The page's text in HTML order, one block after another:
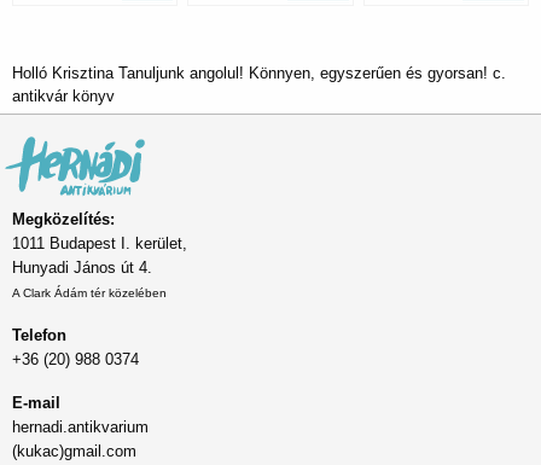
Holló Krisztina Tanuljunk angolul! Könnyen, egyszerűen és gyorsan! c.
antikvár könyv
Megközelítés:
1011 Budapest I. kerület,
Hunyadi János út 4.
A Clark Ádám tér közelében
Telefon
+36 (20) 988 0374
E-mail
hernadi.antikvarium
(kukac)gmail.com